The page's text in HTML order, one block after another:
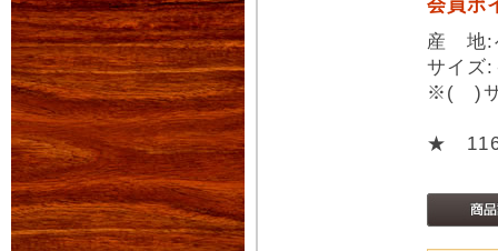
会員ポ
産 地:
サイズ
※( )サ
★